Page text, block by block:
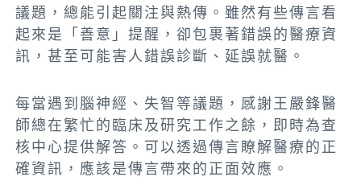
議題，總能引起關注與熱傳。雖然有些傳言看
起來是「善意」提醒，卻包裹著錯誤的醫療資
訊，甚至可能害人錯誤診斷、延誤就醫。
每當遇到腦神經、失智等議題，感謝王嚴鋒醫
師總在繁忙的臨床及研究工作之餘，即時為查
核中心提供解答。可以透過傳言瞭解醫療的正
確資訊，應該是傳言帶來的正面效應。